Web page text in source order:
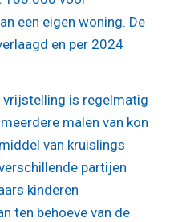
een eigen woning. De
en per 2024
vrijstelling is regelmatig
malen van kon
van kruislings
partijen
kinderen
ten behoeve van de